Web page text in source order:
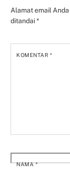
Alamat email
ditandai*
KOMENTAR*
NAMA*